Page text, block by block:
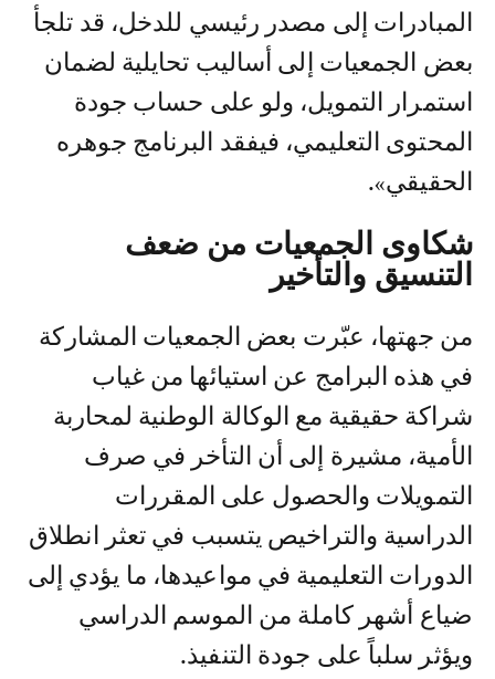
المبادرات إلى مصدر رئيسي للدخل، قد تلجأ
بعض الجمعيات إلى أساليب تحايلية لضمان
استمرار التمويل، ولو على حساب جودة
المحتوى التعليمي، فيفقد البرنامج جوهره
الحقيقي».
شكاوى الجمعيات من ضعف
التنسيق والتأخير
من جهتها، عبّرت بعض الجمعيات المشاركة
في هذه البرامج عن استيائها من غياب
شراكة حقيقية مع الوكالة الوطنية لمحاربة
الأمية، مشيرة إلى أن التأخر في صرف
التمويلات والحصول على المقررات
الدراسية والتراخيص يتسبب في تعثر انطلاق
الدورات التعليمية في مواعيدها، ما يؤدي إلى
ضياع أشهر كاملة من الموسم الدراسي
ويؤثر سلباً على جودة التنفيذ.